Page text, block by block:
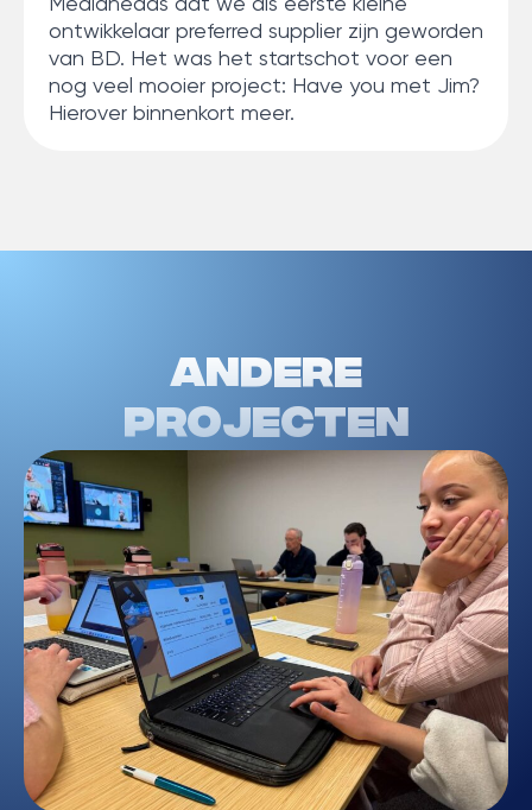
ontwikkelaar preferred supplier zijn geworden
van BD. Het was het startschot voor een
nog veel mooier project: Have you met Jim?
Hierover binnenkort meer.
Andere
projecten